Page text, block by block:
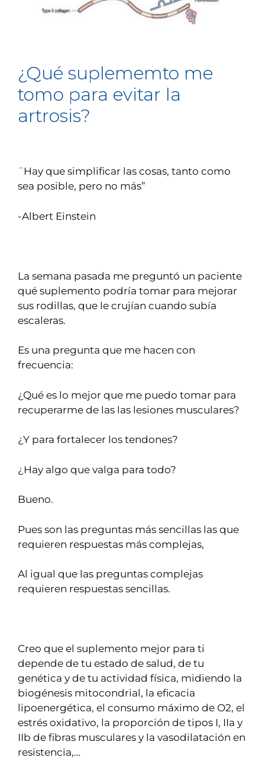
¿Qué suplememto me
tomo para evitar la
artrosis?
¨Hay que simplificar las cosas, tanto como
sea posible, pero no más”
-Albert Einstein
La semana pasada me preguntó un paciente
qué suplemento podría tomar para mejorar
sus rodillas, que le crujían cuando subía
escaleras.
Es una pregunta que me hacen con
frecuencia:
¿Qué es lo mejor que me puedo tomar para
recuperarme de las las lesiones musculares?
¿Y para fortalecer los tendones?
¿Hay algo que valga para todo?
Bueno.
Pues son las preguntas más sencillas las que
requieren respuestas más complejas,
Al igual que las preguntas complejas
requieren respuestas sencillas.
Creo que el suplemento mejor para ti
depende de tu estado de salud, de tu
genética y de tu actividad física, midiendo la
biogénesis mitocondrial, la eficacia
lipoenergética, el consumo máximo de O2, el
estrés oxidativo, la proporción de tipos I, IIa y
IIb de fibras musculares y la vasodilatación en
resistencia,…